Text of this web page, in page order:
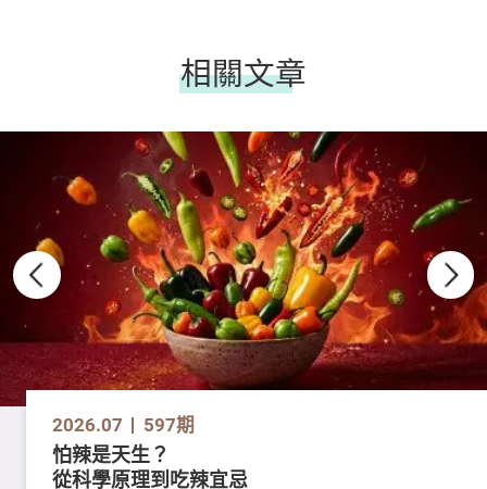
相關文章
2026.07 597期
怕辣是天生？
從科學原理到吃辣宜忌